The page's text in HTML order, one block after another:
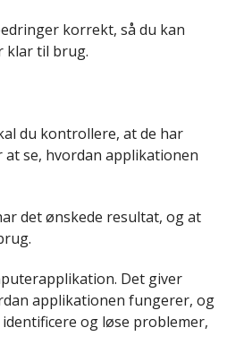
korrekt, så du kan
klar til brug.
du kontrollere, at de har
se, hvordan applikationen
det ønskede resultat, og at
Det giver
applikationen fungerer, og
og løse problemer,